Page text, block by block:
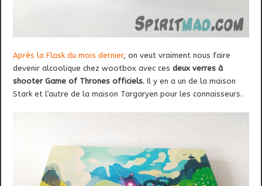
Après la Flask du mois dernier, on veut vraiment nous faire
devenir alcoolique chez wootbox avec ces deux verres à
shooter Game of Thrones officiels. Il y en a un de la maison
Stark et l’autre de la maison Targaryen pour les connaisseurs.